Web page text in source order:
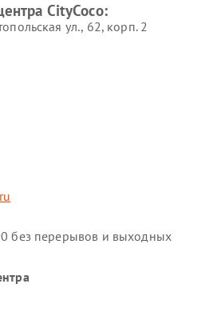
CityCoco:
ул., 62, корп. 2
без перерывов и выходных